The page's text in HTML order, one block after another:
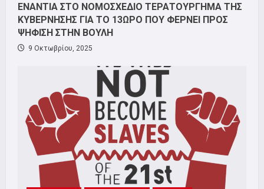
ΕΝΑΝΤΙΑ ΣΤΟ ΝΟΜΟΣΧΕΔΙΟ ΤΕΡΑΤΟΥΡΓΗΜΑ ΤΗΣ
ΚΥΒΕΡΝΗΣΗΣ ΓΙΑ ΤΟ 13ΩΡΟ ΠΟΥ ΦΕΡΝΕΙ ΠΡΟΣ
ΨΗΦΙΣΗ ΣΤΗΝ ΒΟΥΛΗ
9 Οκτωβρίου, 2025